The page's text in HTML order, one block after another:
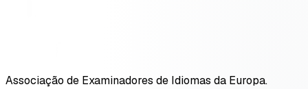
Associação de Examinadores de Idiomas da Europa.